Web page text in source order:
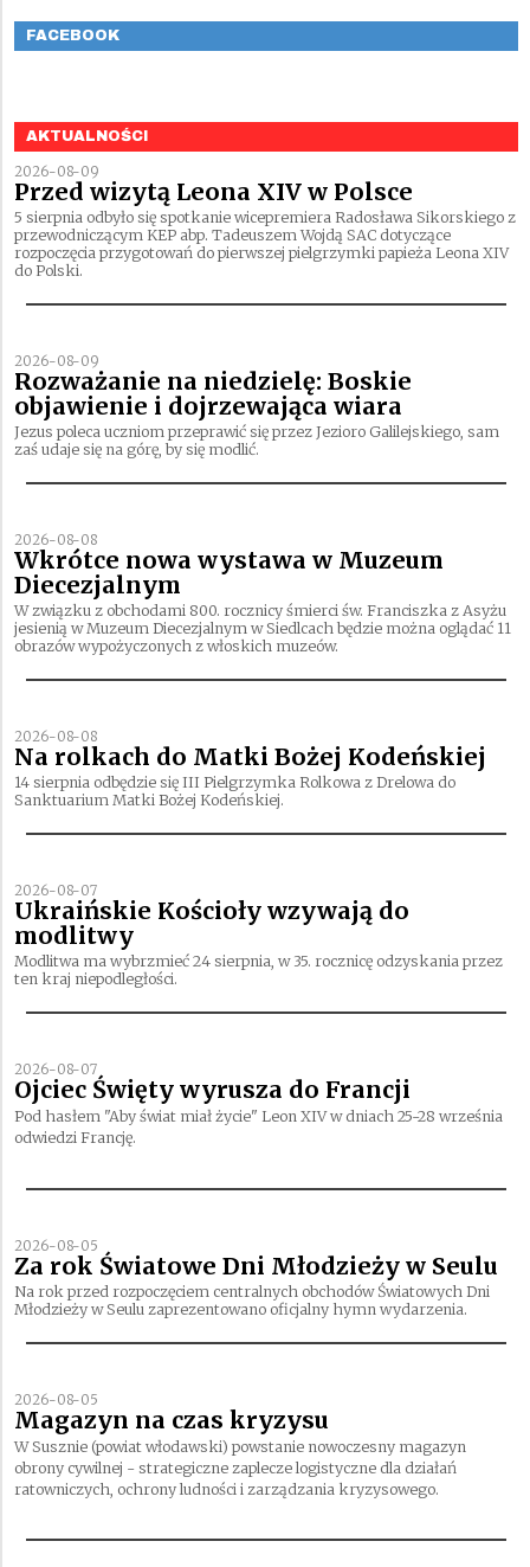
FACEBOOK
AKTUALNOŚCI
2026-08-09
Przed wizytą Leona XIV w Polsce
5 sierpnia odbyło się spotkanie wicepremiera Radosława Sikorskiego z
przewodniczącym KEP abp. Tadeuszem Wojdą SAC dotyczące
rozpoczęcia przygotowań do pierwszej pielgrzymki papieża Leona XIV
do Polski.
2026-08-09
Rozważanie na niedzielę: Boskie
objawienie i dojrzewająca wiara
Jezus poleca uczniom przeprawić się przez Jezioro Galilejskiego, sam
zaś udaje się na górę, by się modlić.
2026-08-08
Wkrótce nowa wystawa w Muzeum
Diecezjalnym
W związku z obchodami 800. rocznicy śmierci św. Franciszka z Asyżu
jesienią w Muzeum Diecezjalnym w Siedlcach będzie można oglądać 11
obrazów wypożyczonych z włoskich muzeów.
2026-08-08
Na rolkach do Matki Bożej Kodeńskiej
14 sierpnia odbędzie się III Pielgrzymka Rolkowa z Drelowa do
Sanktuarium Matki Bożej Kodeńskiej.
2026-08-07
Ukraińskie Kościoły wzywają do
modlitwy
Modlitwa ma wybrzmieć 24 sierpnia, w 35. rocznicę odzyskania przez
ten kraj niepodległości.
2026-08-07
Ojciec Święty wyrusza do Francji
Pod hasłem "Aby świat miał życie" Leon XIV w dniach 25-28 września
odwiedzi Francję.
2026-08-05
Za rok Światowe Dni Młodzieży w Seulu
Na rok przed rozpoczęciem centralnych obchodów Światowych Dni
Młodzieży w Seulu zaprezentowano oficjalny hymn wydarzenia.
2026-08-05
Magazyn na czas kryzysu
W Susznie (powiat włodawski) powstanie nowoczesny magazyn
obrony cywilnej - strategiczne zaplecze logistyczne dla działań
ratowniczych, ochrony ludności i zarządzania kryzysowego.